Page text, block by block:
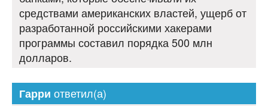
средствами американских властей, ущерб от
разработанной российскими хакерами
программы составил порядка 500 млн
долларов.
Гарри ответил(а)